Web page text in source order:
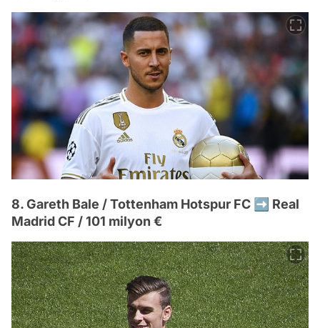
8. Gareth Bale / Tottenham Hotspur FC ➡️ Real
Madrid CF / 101 milyon €